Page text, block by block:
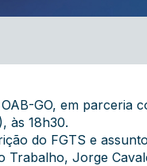
GO, em parceria
às 18h30.
do FGTS e
Trabalho, Jorge